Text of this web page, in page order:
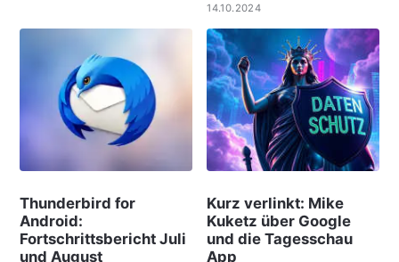
14.10.2024
Thunderbird for
Android:
Fortschrittsbericht Juli
und August
Kurz verlinkt: Mike
Kuketz über Google
und die Tagesschau
App